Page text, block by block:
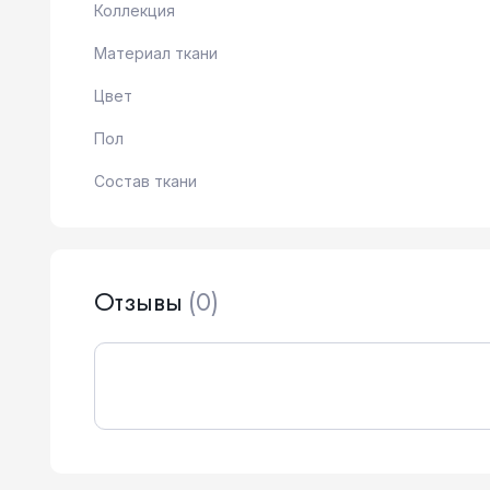
Коллекция
Материал ткани
Цвет
Пол
Состав ткани
Отзывы (0)